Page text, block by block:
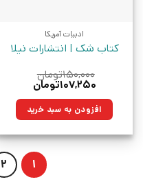
ادبیات آمریکا
کتاب شک | انتشارات نیلا
۱۵۰,۰۰۰تومان
قیمت
۱۵۰,۰۰۰تومان
بود.
۱۰۷,۲۵۰تومان
۱۰۷,۲۵۰تومان.افزودن به سبد خرید
1
2